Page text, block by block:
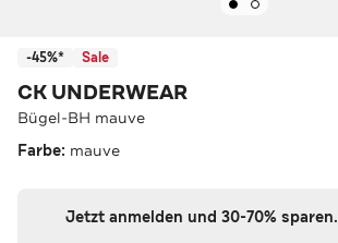
-45%* Sale
CK UNDERWEAR
Bügel-BH mauve
Farbe: mauve
Jetzt anmelden und 30-70% sparen.